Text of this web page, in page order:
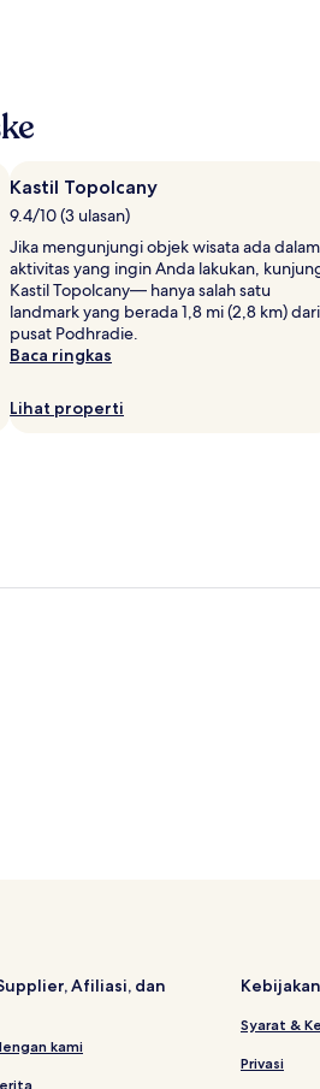
Kastil Topolcany
9.4/10 (3 ulasan)
Jika mengunjungi objek wisata ada dalam
aktivitas yang ingin Anda lakukan,
Kastil Topolcany— hanya salah satu
landmark yang berada 1,8 mi (2,8 km) dari
pusat Podhradie.
Baca ringkas
Lihat properti
Afiliasi, dan
kami
Kebijakan
Syarat &
Privasi